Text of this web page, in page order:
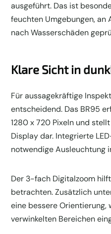
ausgeführt. Das ist
feuchten Umgebungen, an
nach Wasserschäden
Klare Sicht in
Für aussagekräftige
entscheidend. Das BR95
1280 x 720 Pixeln und
Display dar. Integrierte
notwendige Ausleuchtung
Der 3-fach Digitalzoom
betrachten. Zusätzlich
eine bessere Orientierung,
verwinkelten Bereichen